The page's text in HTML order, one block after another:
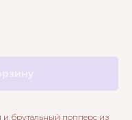
брутальный попперс из